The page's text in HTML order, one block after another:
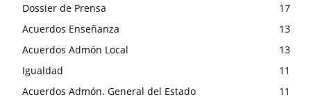
Dossier de Prensa
17
Acuerdos Enseñanza
13
Acuerdos Admón Local
13
Igualdad
11
Acuerdos Admón. General del Estado
11